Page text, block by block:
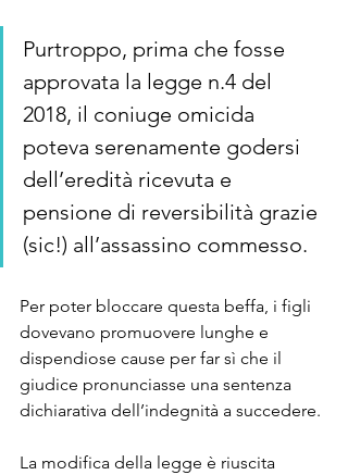
Purtroppo, prima che fosse
approvata la legge n.4 del
2018, il coniuge omicida
poteva serenamente godersi
dell’eredità ricevuta e
pensione di reversibilità grazie
(sic!) all’assassino commesso.
Per poter bloccare questa beffa, i figli
dovevano promuovere lunghe e
dispendiose cause per far sì che il
giudice pronunciasse una sentenza
dichiarativa dell’indegnità a succedere.
La modifica della legge è riuscita